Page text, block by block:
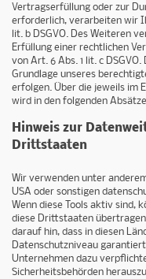
Vertragserfüllung oder zur
erforderlich, verarbeiten wir
lit. b DSGVO. Des Weiteren
Erfüllung einer rechtlichen
von Art. 6 Abs. 1 lit. c
Grundlage unseres
erfolgen. Über die jeweils im
wird in den folgenden
Hinweis zur
Drittstaaten
Wir verwenden unter
USA oder sonstigen
Wenn diese Tools aktiv sind,
diese Drittstaaten
darauf hin, dass in diesen
Datenschutzniveau
Unternehmen dazu
Sicherheitsbehörden